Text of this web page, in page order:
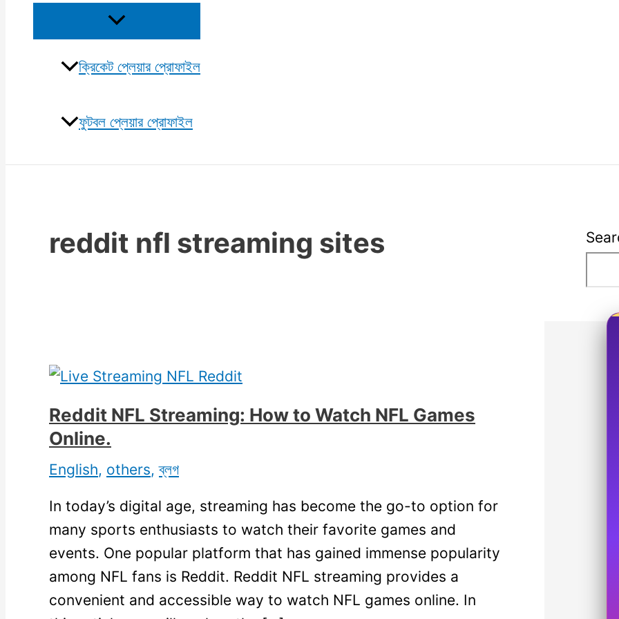
Menu
ক্রিকেট প্লেয়ার প্রোফাইল
ফুটবল প্লেয়ার প্রোফাইল
reddit nfl streaming sites
Reddit NFL Streaming: How to Watch NFL Games
Online.
English, others,ব্লগ
In today’s digital age, streaming has become the go-to option for
many sports enthusiasts to watch their favorite games and
events. One popular platform that has gained immense popularity
among NFL fans is Reddit. Reddit NFL streaming provides a
convenient and accessible way to watch NFL games online. In